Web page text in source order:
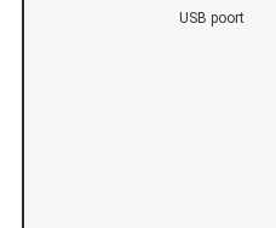
USB poort